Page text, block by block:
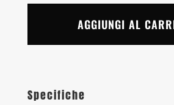
AGGIUNGI AL
Specifiche